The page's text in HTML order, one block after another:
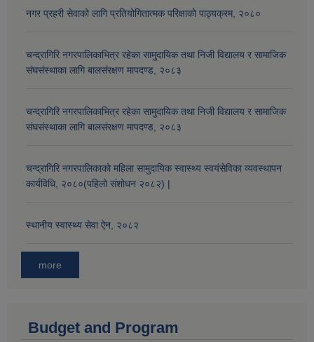
नगर प्रहरी सेवाको लागि प्रतियोगितात्मक परिक्षाको पाठ्यक्रम, २०८०
चन्द्रागिरि नगरपालिकाभित्र रहेका सामुदायिक तथा निजी विद्यालय र सामाजिक
संघसंस्थाका लागि बालसंरक्षण मापदण्ड, २०८३
चन्द्रागिरि नगरपालिकाभित्र रहेका सामुदायिक तथा निजी विद्यालय र सामाजिक
संघसंस्थाका लागि बालसंरक्षण मापदण्ड, २०८३
चन्द्रागिरि नगरपालिकाको महिला सामुदायिक स्वास्थ्य स्वयंसेविका व्यवस्थापन
कार्यविधि, २०८०(पहिलो संशोधन २०८२) |
स्थानीय स्वास्थ्य सेवा ऐन, २०८२
more
Budget and Program